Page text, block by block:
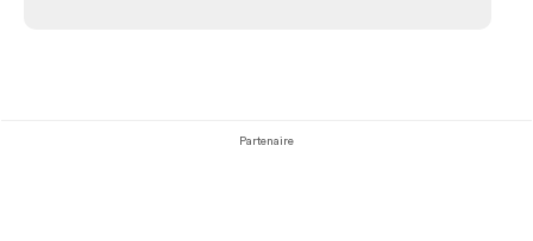
Partenaire